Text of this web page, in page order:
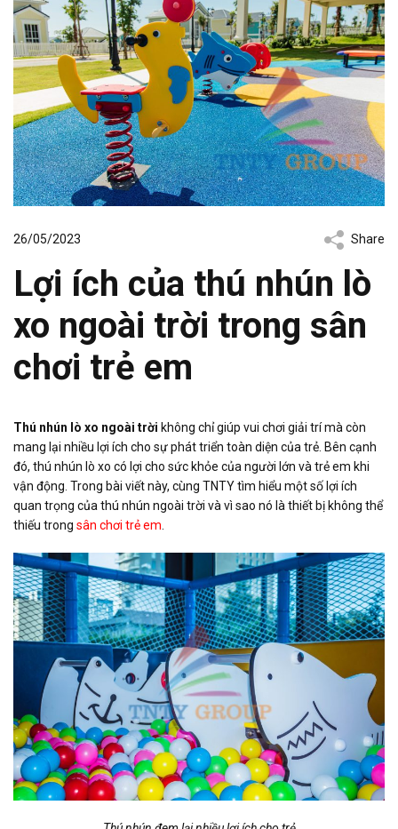
26/05/2023 Share
Lợi ích của thú nhún lò
xo ngoài trời trong sân
chơi trẻ em
Thú nhún lò xo ngoài trời không chỉ giúp vui chơi giải trí mà còn
mang lại nhiều lợi ích cho sự phát triển toàn diện của trẻ. Bên cạnh
đó, thú nhún lò xo có lợi cho sức khỏe của người lớn và trẻ em khi
vận động. Trong bài viết này, cùng TNTY tìm hiểu một số lợi ích
quan trọng của thú nhún ngoài trời và vì sao nó là thiết bị không thể
thiếu trong sân chơi trẻ em.